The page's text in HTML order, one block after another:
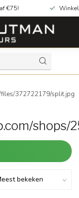
€75!
372722179/split.jpg